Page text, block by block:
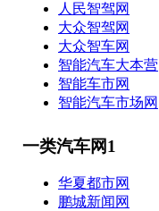
人民智驾网
大众智驾网
大众智车网
智能汽车大本营
智能车市网
智能汽车市场网
一类汽车网1
华夏都市网
鹏城新闻网